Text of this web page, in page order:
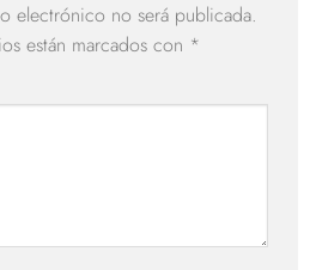
electrónico no será publicada.
están marcados con *